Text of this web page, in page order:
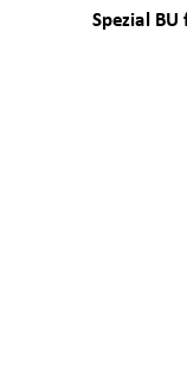
Spezial